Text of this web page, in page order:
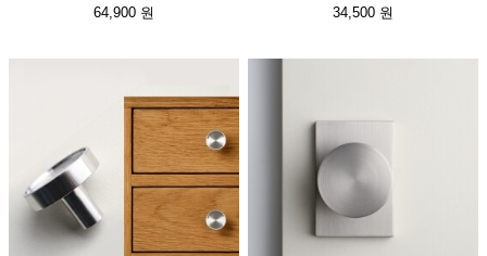
64,900 원
34,500 원